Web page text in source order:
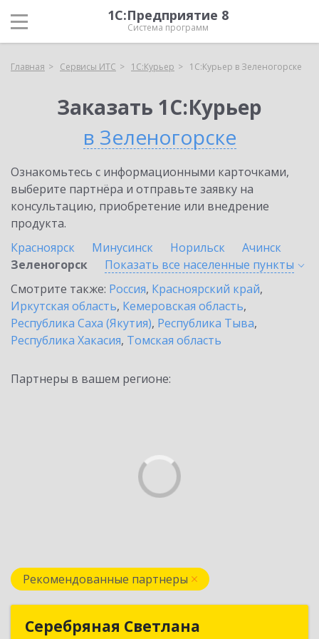
1С:Предприятие 8
Система программ
Главная Сервисы ИТС 1С:Курьер 1С:Курьер в Зеленогорске
Заказать 1С:Курьер
в Зеленогорске
Ознакомьтесь с информационными карточками,
выберите партнёра и отправьте заявку на
консультацию, приобретение или внедрение
продукта.
Красноярск
Минусинск Норильск
Ачинск
Зеленогорск
Показать все населенные пункты
Смотрите также: Россия, Красноярский край,
Иркутская область, Кемеровская область,
Республика Саха (Якутия), Республика Тыва,
Республика Хакасия, Томская область
Партнеры в вашем регионе:
Рекомендованные партнеры
Серебряная СветланаСеребряная Светлана